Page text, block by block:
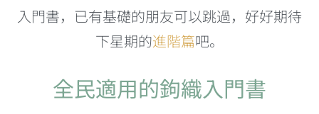
入門書，已有基礎的朋友可以跳過，好好期待
下星期的進階篇吧。
全民適用的鉤織入門書